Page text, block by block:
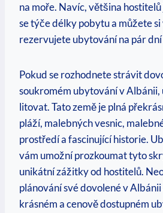
na moře. ‍Navíc, většina
se týče délky ⁢pobytu ‍a můžete
rezervujete ‍ubytování na pár
Pokud se rozhodnete strávit
soukromém ubytování v
litovat. Tato země je plná
pláží, malebných vesnic,
‍prostředí a fascinující historie.⁢
vám umožní prozkoumat tyto
unikátní zážitky od ‌hostitelů.
plánování své dovolené v
krásném a cenově dostupném